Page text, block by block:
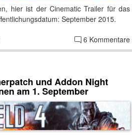
hier ist der Cinematic Trailer für das
September 2015.
6 Kommentare
und Addon Night
am 1. September